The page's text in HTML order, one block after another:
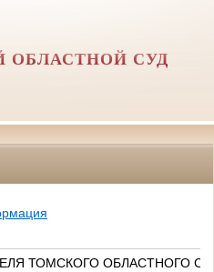
ОБЛАСТНОЙ СУД
ТОМСКОГО ОБЛАСТНОГО